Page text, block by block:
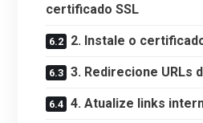
certificado SSL
2. Instale o
3. Redirecione URLs
4. Atualize links